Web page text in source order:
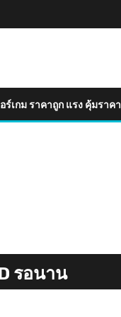
ร์เกม ราคาถูก แรง คุ้มราคา
รอนาน